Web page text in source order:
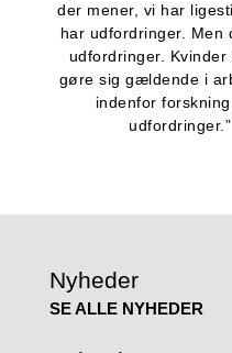
der mener, vi har
har udfordringer. Men
udfordringer.
gøre sig gældende i
indenfor
Nyheder
SE ALLE NYHEDER